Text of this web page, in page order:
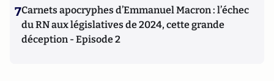
7Carnets apocryphes d’Emmanuel Macron : l’échec
du RN aux législatives de 2024, cette grande
déception - Episode 2